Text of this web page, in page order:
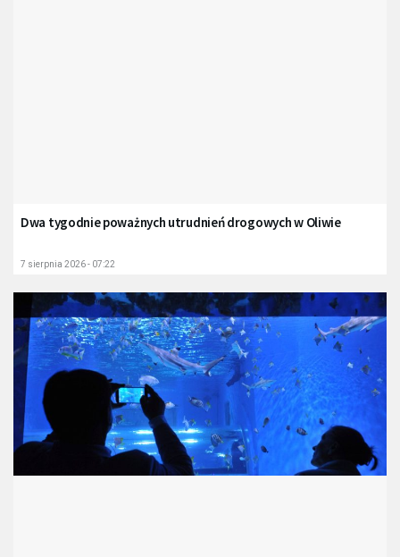
Dwa tygodnie poważnych utrudnień drogowych w Oliwie
7 sierpnia 2026 - 07:22